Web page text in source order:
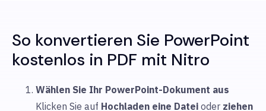
So konvertieren Sie PowerPoint
kostenlos in PDF mit Nitro
Wählen Sie Ihr PowerPoint-Dokument aus
Klicken Sie auf Hochladen eine Datei oder ziehen